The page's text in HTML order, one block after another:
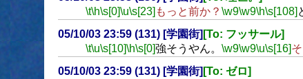
\t\h\s[0]\u\s[23] もっと前か？ \w9\w9\h\s[108]
05/10/03 23:59 (131) [学園街] [To: フッサール]
\t\u\s[10]\h\s[0]強そうやん。 \w9\w9\u\s[16]
05/10/03 23:59 (131) [学園街] [To: ゼロ]